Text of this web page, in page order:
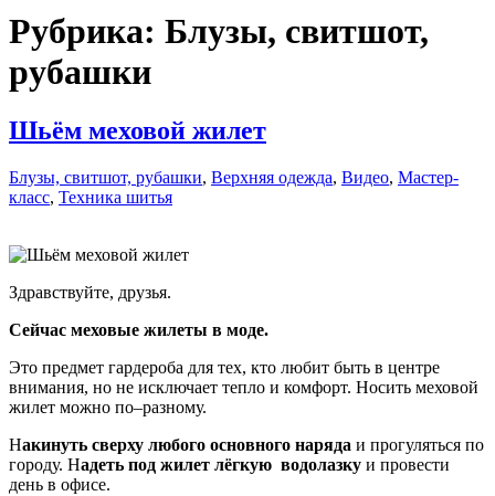
Рубрика: Блузы, свитшот,
рубашки
Шьём меховой жилет
Блузы, свитшот, рубашки, Верхняя одежда, Видео, Мастер-
класс, Техника шитья
Здравствуйте, друзья.
Сейчас меховые жилеты в моде.
Это предмет гардероба для тех, кто любит быть в центре
внимания, но не исключает тепло и комфорт. Носить меховой
жилет можно по–разному.
Накинуть сверху любого основного наряда и прогуляться по
городу. Надеть под жилет лёгкую водолазку и провести
день в офисе.